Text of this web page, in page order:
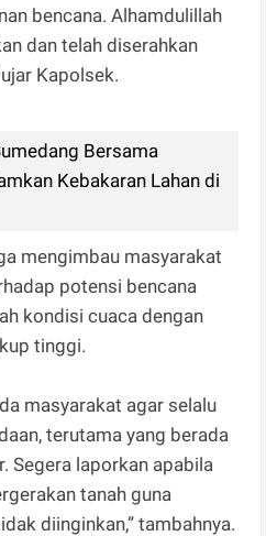
bencana. Alhamdulillah
dan telah diserahkan
Kapolsek.
Bersama
Kebakaran Lahan di
mengimbau masyarakat
potensi bencana
kondisi cuaca dengan
tinggi.
masyarakat agar selalu
terutama yang berada
Segera laporkan apabila
tanah guna
diinginkan,” tambahnya.